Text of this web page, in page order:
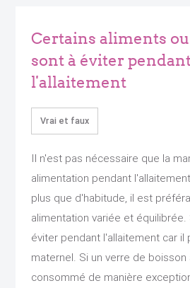
Certains aliments
sont à éviter
l'allaitement
Vrai et faux
Il n'est pas nécessaire que la
alimentation pendant
plus que d'habitude, il est
alimentation variée et
éviter pendant l'allaitement car il
maternel. Si un verre de
consommé de manière